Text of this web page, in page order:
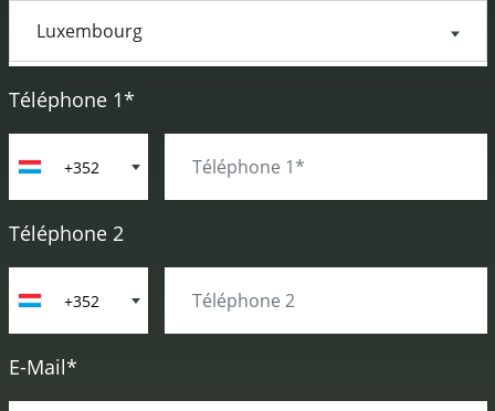
Téléphone 1*
+352
Téléphone 2
+352
E-Mail*